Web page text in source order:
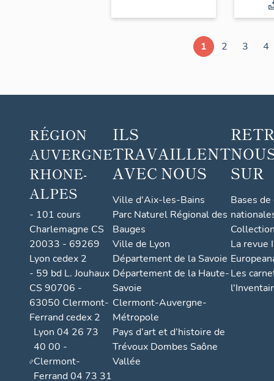
1 2 3 4
RÉGION
AUVERGNE
RHONE-
ALPES
- 101 cours
Charlemagne CS
20033 - 69269
Lyon cedex 2
- 59 bd L. Jouhaux
CS 90706 -
63050 Clermont-
Ferrand cedex 2
Lyon 04 26 73
40 00 -
Clermont-
Ferrand 04 73 31
ILS
TRAVAILLENT
AVEC NOUS
Ville d'Aix-les-Bains
Parc Naturel Régional des
Bauges
Ville de Lyon
Département de la Savoie
Département de la Haute-
Savoie
Clermont-Auvergne-
Métropole
Pays d’art et d’histoire de
Trévoux Dombes Saône
Vallée
SUR
Bases
La revue
Les